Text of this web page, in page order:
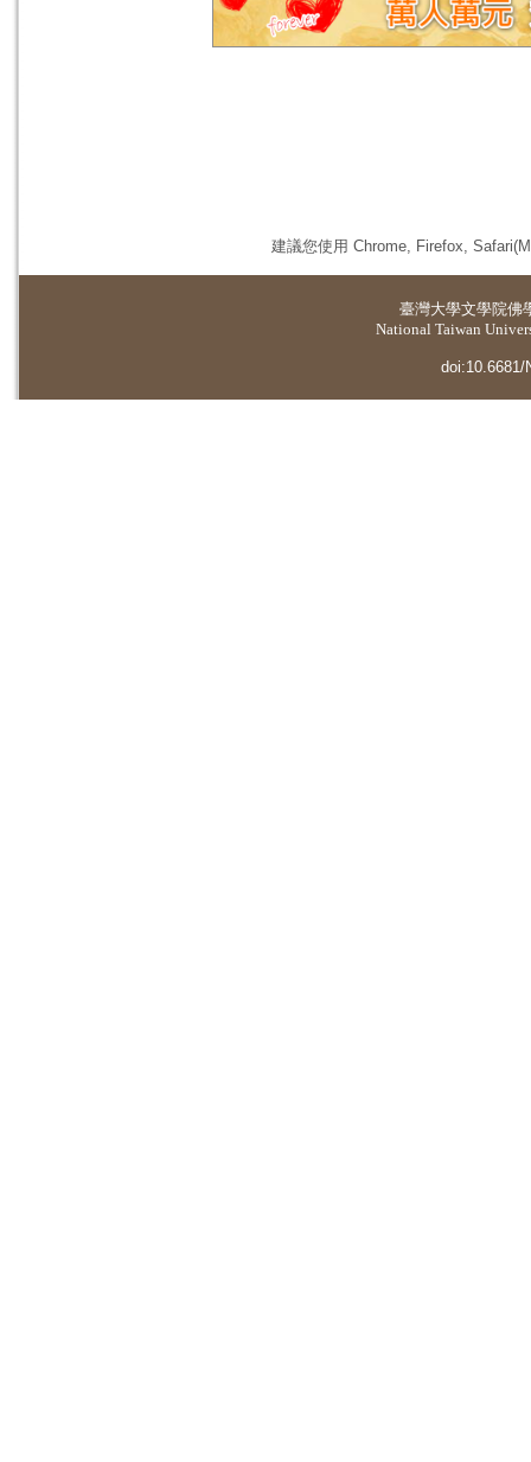
建議您使用 Chrome, Firefox,
臺灣大學文學院佛
National Taiwan
doi:10.6681/